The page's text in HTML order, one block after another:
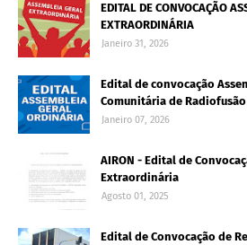
EDITAL DE CONVOCAÇÃO
EXTRAORDINÁRIA
Janeiro 31, 2026
Edital de convocação
Comunitária de
Janeiro 07, 2026
AIRON - Edital de
Extraordinária
Agosto 01, 2025
Edital de Convocação de